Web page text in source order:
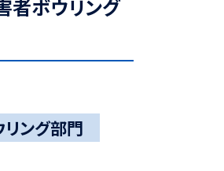
者ボウリング
ング部門